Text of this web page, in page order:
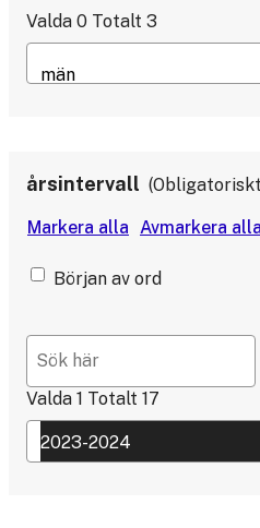
Valda 0 Totalt 3
årsintervall Obligatoriskt
Början av ord
Valda 1 Totalt 17